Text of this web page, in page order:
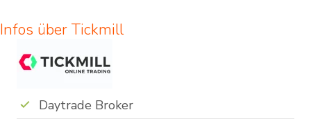
Infos über Tickmill
Daytrade Broker